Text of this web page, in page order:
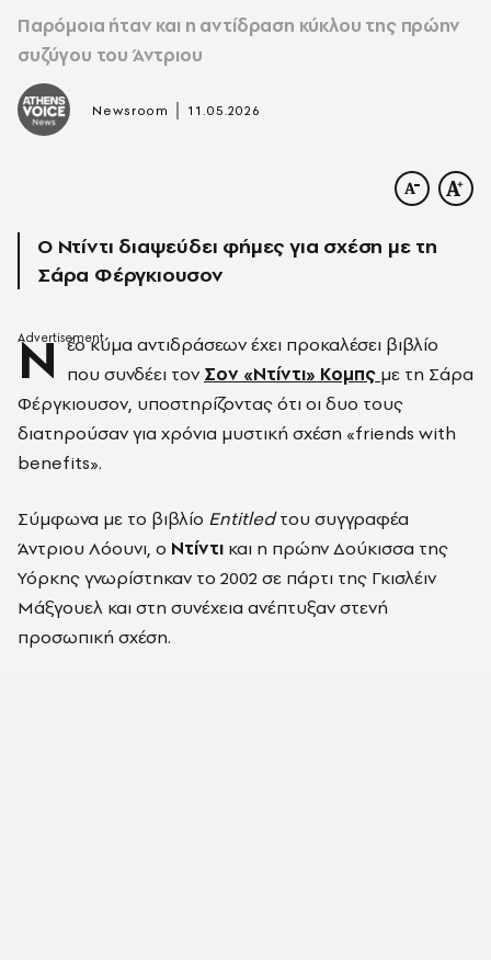
Παρόμοια ήταν και η αντίδραση κύκλου της πρώην
συζύγου του Άντριου
Newsroom 11.05.2026
Ο Ντίντι διαψεύδει φήμες για σχέση με τη
Σάρα Φέργκιουσον
Ν έο κύμα αντιδράσεων έχει προκαλέσει βιβλίο
που συνδέει τον Σον «Ντίντι» Κομπς με τη Σάρα
Φέργκιουσον, υποστηρίζοντας ότι οι δυο τους
διατηρούσαν για χρόνια μυστική σχέση «friends with
benefits».
Σύμφωνα με το βιβλίο Entitledτου συγγραφέα
Άντριου Λόουνι, ο Ντίντι και η πρώην Δούκισσα της
Υόρκης γνωρίστηκαν το 2002 σε πάρτι της Γκισλέιν
Μάξγουελ και στη συνέχεια ανέπτυξαν στενή
προσωπική σχέση.